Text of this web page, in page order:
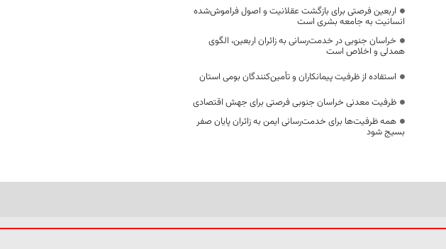
اربعین فرصتی برای بازگشت عقلانیت و اصول فراموش‌شده
انسانیت به جامعه بشری است
خراسان جنوبی در خدمت‌رسانی به زائران اربعین، الگوی
همدلی و اخلاص است
استفاده از ظرفیت پیمانکاران و تأمین‌کنندگان بومی استان
ظرفیت معدنی خراسان جنوبی فرصتی برای جهش اقتصادی
همه ظرفیت‌ها برای خدمت‌رسانی ایمن به زائران پایان صفر
بسیج شود